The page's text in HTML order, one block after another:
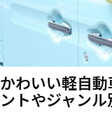
かわいい軽自
ントやジャン